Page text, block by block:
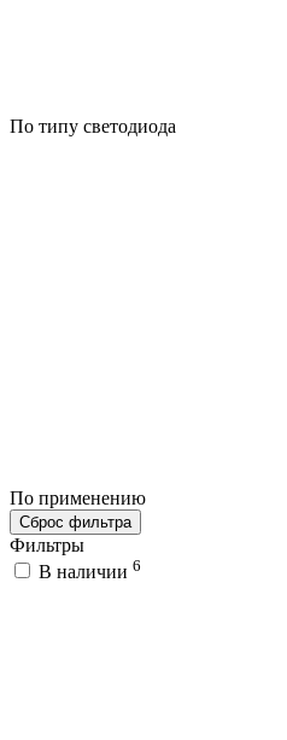
По типу светодиода
По применению
Сброс фильтра
Фильтры
В наличии 6